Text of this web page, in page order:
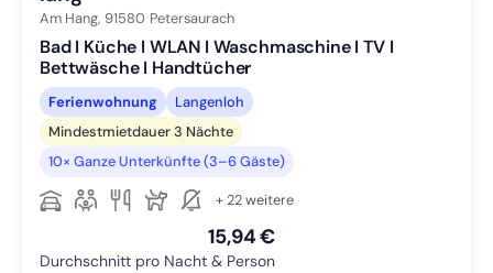
Am Hang, 91580 Petersaurach
Bad I Küche I WLAN I Waschmaschine I TV I
Bettwäsche I Handtücher
Ferienwohnung
Langenloh
Mindestmietdauer 3 Nächte
10× Ganze Unterkünfte (3–6 Gäste)
+ 22 weitere
15,94 €
Durchschnitt pro Nacht & Person